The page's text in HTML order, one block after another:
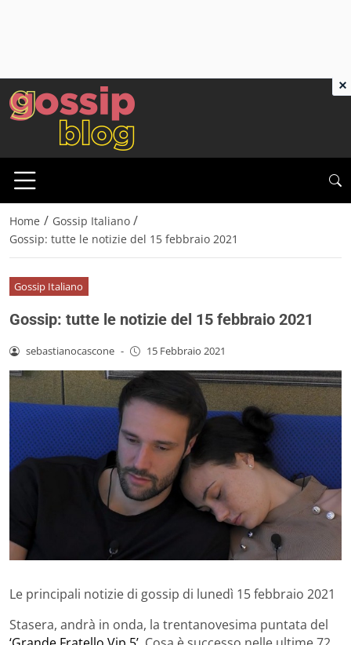
Home / Gossip Italiano /
Gossip: tutte le notizie del 15 febbraio 2021
Gossip Italiano
Gossip: tutte le notizie del 15 febbraio 2021
sebastianocascone - 15 Febbraio 2021
Le principali notizie di gossip di lunedì 15 febbraio 2021
Stasera, andrà in onda, la trentanovesima puntata del
×